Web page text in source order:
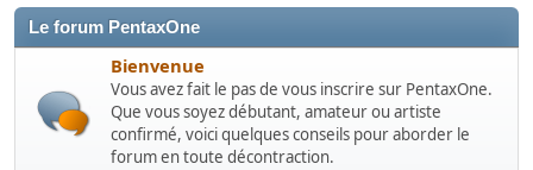
Le forum PentaxOne
Bienvenue
Vous avez fait le pas de vous inscrire sur PentaxOne.
Que vous soyez débutant, amateur ou artiste
confirmé, voici quelques conseils pour aborder le
forum en toute décontraction.